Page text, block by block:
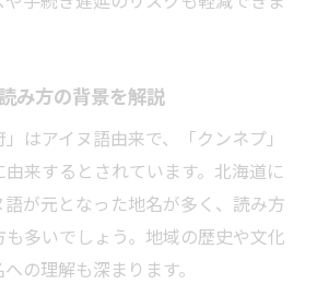
や相談時に地名を正確に伝える
気候と車検時の注意点を解説
ることで深まる訓子府町の魅力
向け訓子府町の気候特徴紹介
歴史と車検との意外な関係
み方の背景を解説
はアイヌ語由来で、「クンネプ」
来するとされています。北海道に
が元となった地名が多く、読み方
多いでしょう。地域の歴史や文化
の理解も深まります。